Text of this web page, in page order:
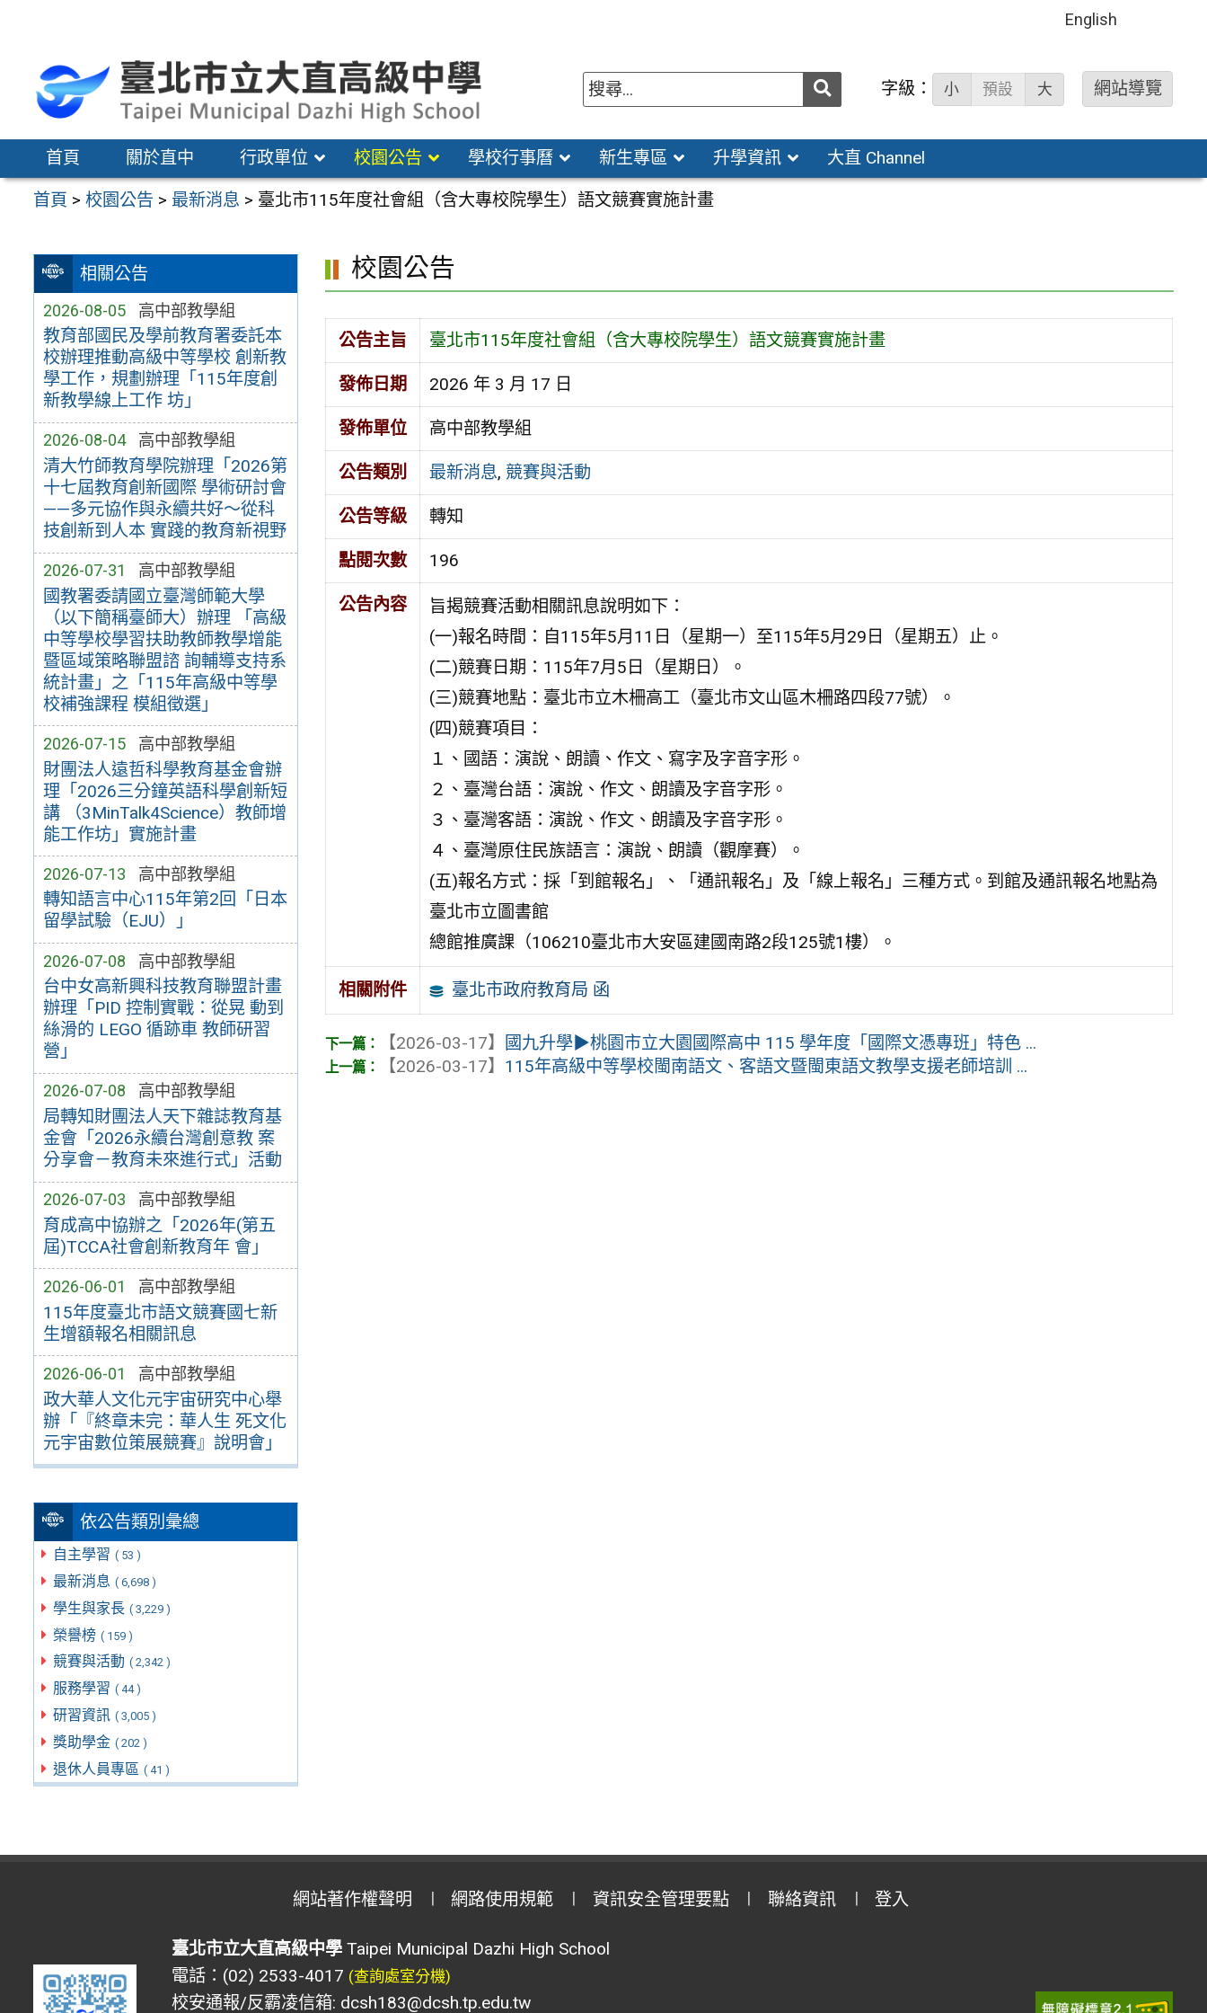
區
English
送出 字級： 小 預設 大 網站導覽
首頁 關於直中 行政單位 校園公告 學校行事曆 新生專區 升學資訊 大直 Channel
首頁 >校園公告 > 最新消息 > 臺北市115年度社會組（含大專校院學生）語文競賽實施計畫
相關公告
2026-08-05 高中部教學組
教育部國民及學前教育署委託本
校辦理推動高級中等學校 創新教
學工作，規劃辦理「115年度創
新教學線上工作 坊」
2026-08-04 高中部教學組
清大竹師教育學院辦理「2026第
十七屆教育創新國際 學術研討會
——多元協作與永續共好～從科
技創新到人本 實踐的教育新視野
2026-07-31 高中部教學組
國教署委請國立臺灣師範大學
（以下簡稱臺師大）辦理 「高級
中等學校學習扶助教師教學增能
暨區域策略聯盟諮 詢輔導支持系
統計畫」之「115年高級中等學
校補強課程 模組徵選」
2026-07-15 高中部教學組
財團法人遠哲科學教育基金會辦
理「2026三分鐘英語科學創新短
講 （3MinTalk4Science）教師增
能工作坊」實施計畫
2026-07-13 高中部教學組
轉知語言中心115年第2回「日本
留學試驗（EJU）」
2026-07-08 高中部教學組
台中女高新興科技教育聯盟計畫
辦理「PID 控制實戰：從晃 動到
絲滑的 LEGO 循跡車 教師研習
營」
2026-07-08 高中部教學組
局轉知財團法人天下雜誌教育基
金會「2026永續台灣創意教 案
分享會－教育未來進行式」活動
2026-07-03 高中部教學組
育成高中協辦之「2026年(第五
屆)TCCA社會創新教育年 會」
2026-06-01 高中部教學組
115年度臺北市語文競賽國七新
生增額報名相關訊息
2026-06-01 高中部教學組
政大華人文化元宇宙研究中心舉
辦「『終章未完：華人生 死文化
元宇宙數位策展競賽』說明會」
依公告類別彙總
自主學習 ( 53 )
最新消息 ( 6,698 )
學生與家長 ( 3,229 )
榮譽榜 ( 159 )
競賽與活動 ( 2,342 )
服務學習 ( 44 )
研習資訊 ( 3,005 )
獎助學金 ( 202 )
退休人員專區 ( 41 )
校園公告
公告主旨 臺北市115年度社會組（含大專校院學生）語文競賽實施計畫
發佈日期 2026 年 3 月 17 日
發佈單位 高中部教學組
公告類別 最新消息, 競賽與活動
公告等級 轉知
點閱次數 196
公告內容
旨揭競賽活動相關訊息說明如下：
(一)報名時間：自115年5月11日（星期一）至115年5月29日（星期五）止。
(二)競賽日期：115年7月5日（星期日）。
(三)競賽地點：臺北市立木柵高工（臺北市文山區木柵路四段77號）。
(四)競賽項目：
１、國語：演說、朗讀、作文、寫字及字音字形。
２、臺灣台語：演說、作文、朗讀及字音字形。
３、臺灣客語：演說、作文、朗讀及字音字形。
４、臺灣原住民族語言：演說、朗讀（觀摩賽）。
(五)報名方式：採「到館報名」、「通訊報名」及「線上報名」三種方式。到館及通訊報名地點為
臺北市立圖書館
總館推廣課（106210臺北市大安區建國南路2段125號1樓）。
相關附件 臺北市政府教育局 函
【2026-03-17】
國九升學▶桃園市立大園國際高中 115 學年度「國際文憑專班」特色 ...
【2026-03-17】 115年高級中等學校閩南語文、客語文暨閩東語文教學支援老師培訓 ...
網站著作權聲明 網路使用規範 資訊安全管理要點 聯絡資訊 登入
臺北市立大直高級中學Taipei Municipal Dazhi High School
電話：(02) 2533-4017 (查詢處室分機)
校安通報/反霸凌信箱: dcsh183@dcsh.tp.edu.tw